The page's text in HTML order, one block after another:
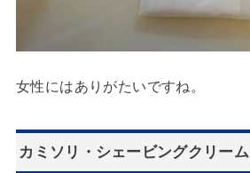
女性にはありがたいですね。
カミソリ・シェービングクリーム